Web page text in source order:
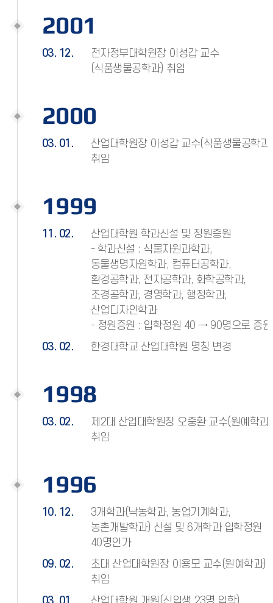
2001
03. 12.
전자정부대학원장 이성갑 교수
(식품생물공학과) 취임
2000
03. 01.
산업대학원장 이성갑 교수(식품생물공학과)
취임
1999
11. 02.
산업대학원 학과신설 및 정원증원
- 학과신설 : 식물자원과학과,
동물생명자원학과, 컴퓨터공학과,
환경공학과, 전자공학과, 화학공학과,
조경공학과, 경영학과, 행정학과,
산업디자인학과
- 정원증원 : 입학정원 40 → 90명으로 증원
03. 02.
한경대학교 산업대학원 명칭 변경
1998
03. 02.
제2대 산업대학원장 오중환 교수(원예학과)
취임
1996
10. 12.
3개학과(낙농학과, 농업기계학과,
농촌개발학과) 신설 및 6개학과 입학정원
40명인가
09. 02.
초대 산업대학원장 이용모 교수(원예학과)
취임